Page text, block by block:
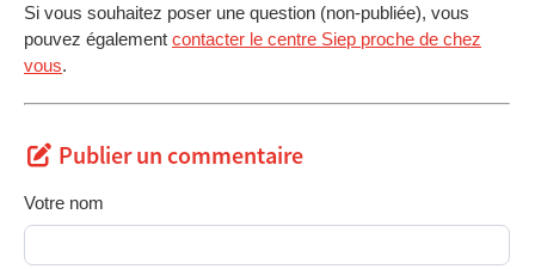
Si vous souhaitez poser une question (non-publiée), vous
pouvez également contacter le centre Siep proche de chez
vous.
Publier un commentaire
Votre nom